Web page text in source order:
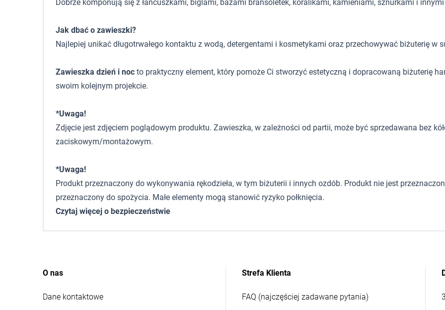
Dobrze komponują się z łańcuszkami, biglami, bazami bransoletek, koralikami, kamieniami, sznurkami i
Jak dbać o zawieszki?
Najlepiej unikać długotrwałego kontaktu z wodą, detergentami i kosmetykami oraz przechowywać biżuterię w
Zawieszka dzień i noc to praktyczny element, który pomoże Ci stworzyć estetyczną i dopracowaną biżuterię
swoim kolejnym projekcie.
*Uwaga!
Zdjęcie jest zdjęciem poglądowym produktu. Zawieszka, w zależności od partii, może być sprzedawana bez
zaciskowym/montażowym.
*Uwaga!
Produkt przeznaczony do wykonywania rękodzieła, w tym biżuterii i innych ozdób. Produkt nie jest
przeznaczony do spożycia. Małe elementy mogą stanowić ryzyko połknięcia.
Czytaj więcej o bezpieczeństwie
O nas
Dane kontaktowe
Strefa Klienta
FAQ (najczęściej zadawane pytania)